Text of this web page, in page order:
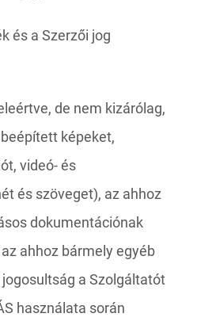
és a Szerzői jog
de nem kizárólag,
beépített képeket,
videó- és
és szöveget), az ahhoz
dokumentációnak
ahhoz bármely egyéb
a Szolgáltatót
használata során